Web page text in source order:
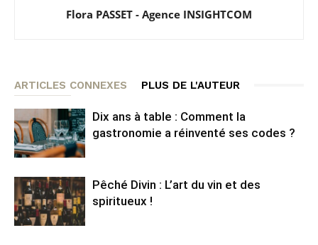
Flora PASSET - Agence INSIGHTCOM
ARTICLES CONNEXES PLUS DE L'AUTEUR
Dix ans à table : Comment la
gastronomie a réinventé ses codes ?
Pêché Divin : L’art du vin et des
spiritueux !